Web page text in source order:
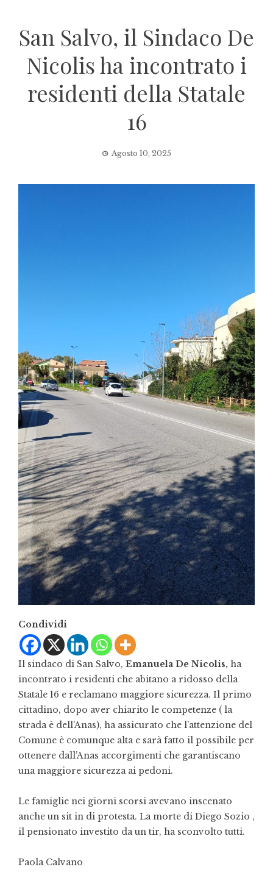
San Salvo, il Sindaco De
Nicolis ha incontrato i
residenti della Statale
16
Agosto 10, 2025
Condividi
Il sindaco di San Salvo, Emanuela De Nicolis, ha
incontrato i residenti che abitano a ridosso della
Statale 16 e reclamano maggiore sicurezza. Il primo
cittadino, dopo aver chiarito le competenze ( la
strada è dell’Anas), ha assicurato che l’attenzione del
Comune è comunque alta e sarà fatto il possibile per
ottenere dall’Anas accorgimenti che garantiscano
una maggiore sicurezza ai pedoni.
Le famiglie nei giorni scorsi avevano inscenato
anche un sit in di protesta. La morte di Diego Sozio ,
il pensionato investito da un tir, ha sconvolto tutti.
Paola Calvano